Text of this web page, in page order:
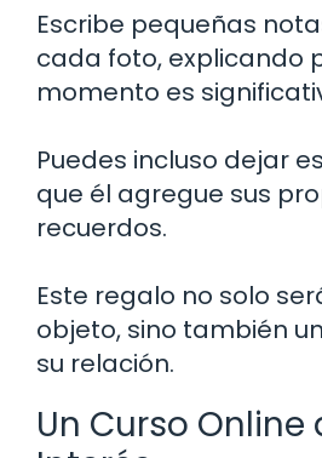
Escribe pequeñas
cada foto, explicando
momento es
Puedes incluso dejar
que él agregue sus
recuerdos.
Este regalo no solo
objeto, sino también
su relación.
Un Curso Online